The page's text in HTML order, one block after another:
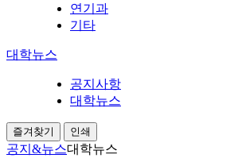
연기과
기타
대학뉴스
공지사항
대학뉴스
즐겨찾기 인쇄
공지&뉴스대학뉴스